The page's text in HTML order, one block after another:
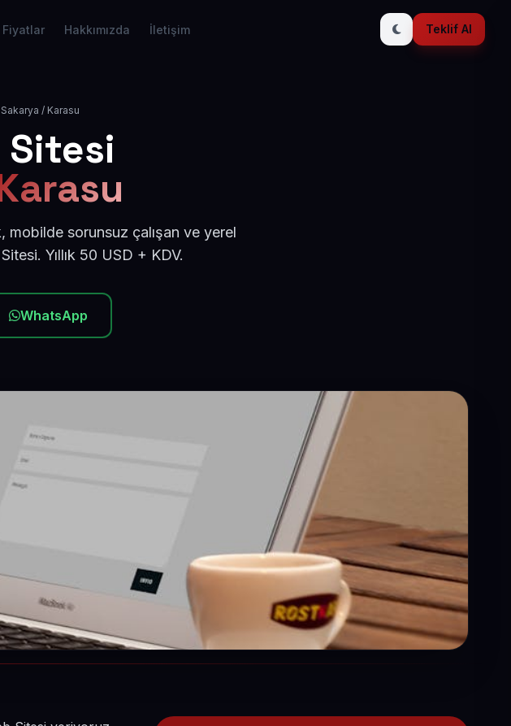
Fiyatlar Hakkımızda İletişim Teklif Al
Sakarya / Karasu
Sitesi
sorunsuz çalışan ve yerel
Yıllık 50 USD + KDV.
WhatsApp